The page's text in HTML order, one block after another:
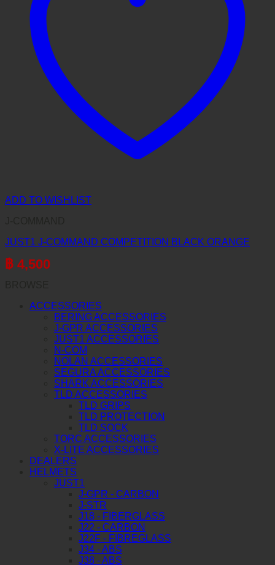
ADD TO WISHLIST
JUST1 J-COMMAND COMPETITION BLACK ORANGE
฿ 4,500
ACCESSORIES
BERING ACCESSORIES
J-GPR ACCESSORIES
JUST1 ACCESSORIES
N-COM
NOLAN ACCESSORIES
SEGURA ACCESSORIES
SHARK ACCESSORIES
TLD ACCESSORIES
TLD GRIPS
TLD PROTECTION
TLD SOCK
TORC ACCESSORIES
X-LITE ACCESSORIES
DEALERS
HELMETS
JUST1
J-GPR - CARBON
J-STR
J18 - FIBERGLASS
J22 - CARBON
J22F - FIBREGLASS
J34 - ABS
J38 - ABS